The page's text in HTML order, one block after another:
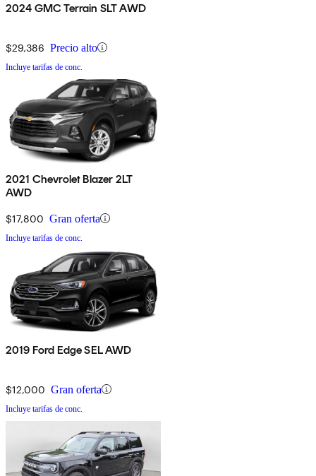
2024 GMC Terrain SLT AWD
$29,386 Precio alto
Incluye tarifas de conc.
2021 Chevrolet Blazer 2LT
AWD
$17,800 Gran oferta
Incluye tarifas de conc.
2019 Ford Edge SEL AWD
$12,000 Gran oferta
Incluye tarifas de conc.